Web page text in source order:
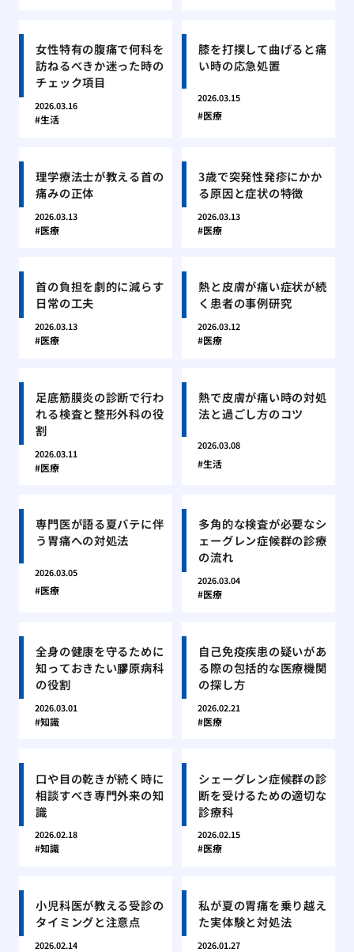
女性特有の腹痛で何科を
訪ねるべきか迷った時の
チェック項目
2026.03.16
生活
膝を打撲して曲げると痛
い時の応急処置
2026.03.15
医療
理学療法士が教える首の
痛みの正体
2026.03.13
医療
3歳で突発性発疹にかか
る原因と症状の特徴
2026.03.13
医療
首の負担を劇的に減らす
日常の工夫
2026.03.13
医療
熱と皮膚が痛い症状が続
く患者の事例研究
2026.03.12
医療
足底筋膜炎の診断で行わ
れる検査と整形外科の役
割
2026.03.11
医療
熱で皮膚が痛い時の対処
法と過ごし方のコツ
2026.03.08
生活
専門医が語る夏バテに伴
う胃痛への対処法
2026.03.05
医療
多角的な検査が必要なシ
ェーグレン症候群の診療
の流れ
2026.03.04
医療
全身の健康を守るために
知っておきたい膠原病科
の役割
2026.03.01
知識
自己免疫疾患の疑いがあ
る際の包括的な医療機関
の探し方
2026.02.21
医療
口や目の乾きが続く時に
相談すべき専門外来の知
識
2026.02.18
知識
シェーグレン症候群の診
断を受けるための適切な
診療科
2026.02.15
医療
小児科医が教える受診の
タイミングと注意点
2026.02.14
私が夏の胃痛を乗り越え
た実体験と対処法
2026.01.27